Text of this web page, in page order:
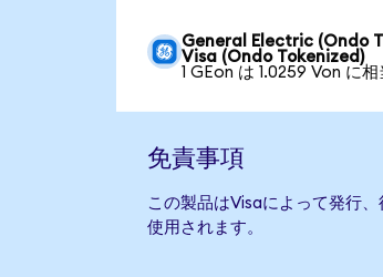
General Electric (Ondo
Visa (Ondo Tokenized)
1 GEon は 1.0259 Von に相
免責事項
この製品はVisaによって発行
使用されます。